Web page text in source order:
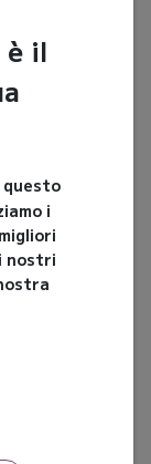
il
questo
i
nostri